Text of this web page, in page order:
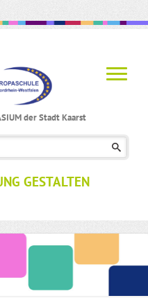
der Stadt Kaarst
GESTALTEN